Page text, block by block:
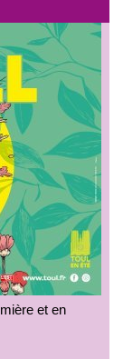
et en